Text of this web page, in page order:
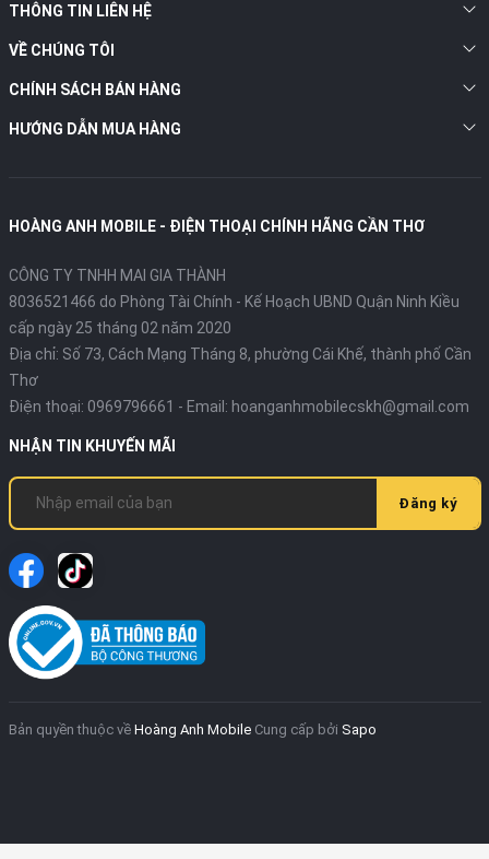
THÔNG TIN LIÊN HỆ
VỀ CHÚNG TÔI
CHÍNH SÁCH BÁN HÀNG
HƯỚNG DẪN MUA HÀNG
HOÀNG ANH MOBILE - ĐIỆN THOẠI CHÍNH HÃNG CẦN THƠ
CÔNG TY TNHH MAI GIA THÀNH
8036521466 do Phòng Tài Chính - Kế Hoạch UBND Quận Ninh Kiều
cấp ngày 25 tháng 02 năm 2020
Địa chỉ: Số 73, Cách Mạng Tháng 8, phường Cái Khế, thành phố Cần
Thơ
Điện thoại: 0969796661 - Email: hoanganhmobilecskh@gmail.com
NHẬN TIN KHUYẾN MÃI
Đăng ký
Bản quyền thuộc về Hoàng Anh Mobile Cung cấp bởi Sapo